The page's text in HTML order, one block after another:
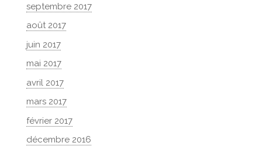
septembre 2017
août 2017
juin 2017
mai 2017
avril 2017
mars 2017
février 2017
décembre 2016